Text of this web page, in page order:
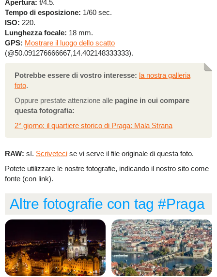
Apertura: f/4.5.
Tempo di esposizione: 1/60 sec.
ISO: 220.
Lunghezza focale: 18 mm.
GPS: Mostrare il luogo dello scatto
(@50.091276666667,14.402148333333).
Potrebbe essere di vostro interesse: la nostra galleria
foto.
Oppure prestate attenzione alle pagine in cui compare
questa fotografia:
2° giorno: il quartiere storico di Praga: Mala Strana
RAW: sì. Scriveteci se vi serve il file originale di questa foto.
Potete utilizzare le nostre fotografie, indicando il nostro sito come
fonte (con link).
Altre fotografie con tag #Praga